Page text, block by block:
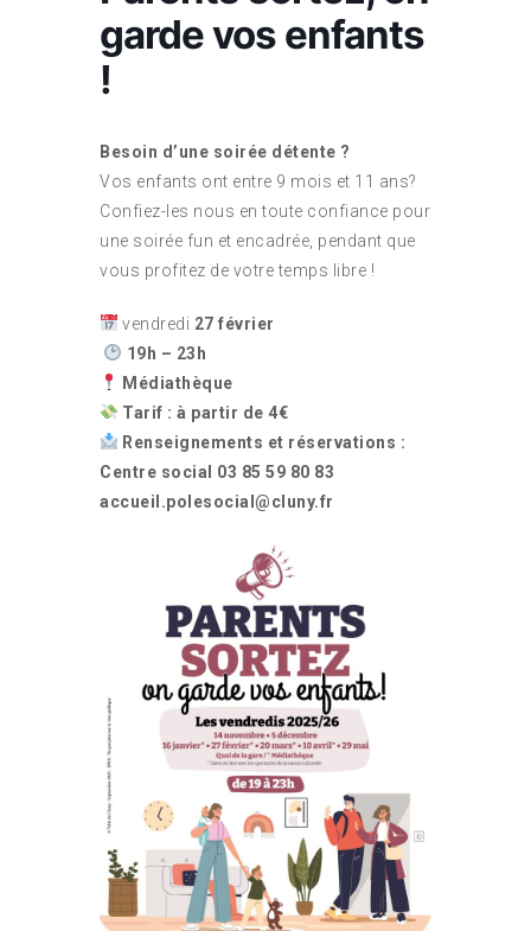
garde vos enfants
!
Besoin d’une soirée détente ?
Vos enfants ont entre 9 mois et 11 ans?
Confiez-les nous en toute confiance pour
une soirée fun et encadrée, pendant que
vous profitez de votre temps libre !
vendredi 27 février
19h – 23h
Médiathèque
Tarif : à partir de 4€
Renseignements et réservations :
Centre social 03 85 59 80 83
accueil.polesocial@cluny.fr